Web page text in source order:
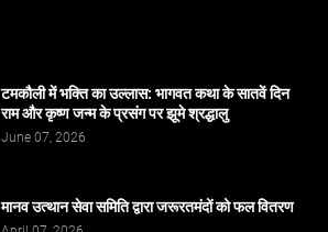
टमकौली में भक्ति का उल्लास: भागवत कथा के सातवें दिन
राम और कृष्ण जन्म के प्रसंग पर झूमे श्रद्धालु
June 07, 2026
मानव उत्थान सेवा समिति द्वारा जरूरतमंदों को फल वितरण